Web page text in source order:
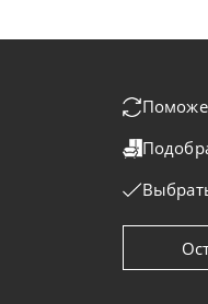
Cattelan Italia